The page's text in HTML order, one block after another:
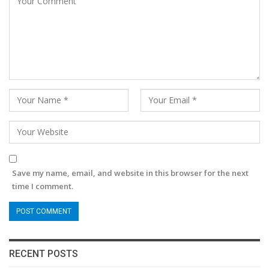
Save my name, email, and website in this browser for the next
time I comment.
RECENT POSTS